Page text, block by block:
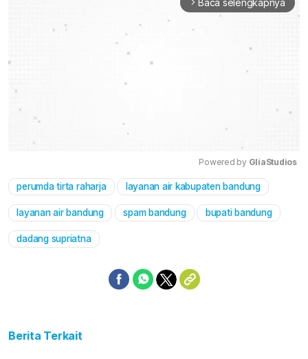
arrow_forward_ios
Mute
Powered by GliaStudios
perumda tirta raharja layanan air kabupaten bandung
layanan air bandung spam bandung bupati bandung
dadang supriatna
Berita Terkait